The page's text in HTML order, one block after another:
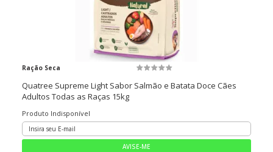
Ração Seca
Quatree Supreme Light Sabor Salmão e Batata Doce Cães
Adultos Todas as Raças 15kg
Produto Indisponível